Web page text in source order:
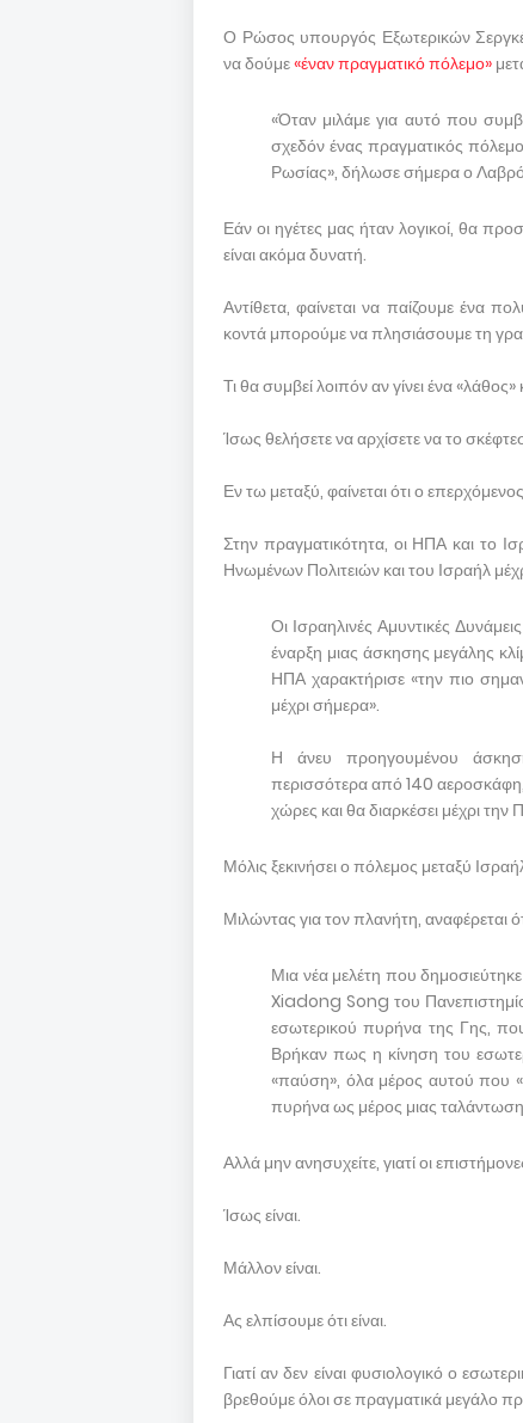
Ο Ρώσος υπουργός Εξωτερικών
να δούμε«έναν πραγματικό πόλεμο»
«Όταν μιλάμε για αυτό που
σχεδόν ένας πραγματικός
Ρωσίας», δήλωσε σήμερα ο
Εάν οι ηγέτες μας ήταν λογικοί, θα
είναι ακόμα δυνατή.
Αντίθετα, φαίνεται να παίζουμε
κοντά μπορούμε να πλησιάσουμε τη
Τι θα συμβεί λοιπόν αν γίνει ένα
Ίσως θελήσετε να αρχίσετε να το
Εν τω μεταξύ, φαίνεται ότι ο
Στην πραγματικότητα, οι ΗΠΑ και το
Ηνωμένων Πολιτειών και του Ισραήλ
Οι Ισραηλινές Αμυντικές
έναρξη μιας άσκησης μεγάλης
ΗΠΑ χαρακτήρισε «την πιο
μέχρι σήμερα».
Η άνευ προηγουμένου
περισσότερα από 140
χώρες και θα διαρκέσει μέχρι
Μόλις ξεκινήσει ο πόλεμος μεταξύ
Μιλώντας για τον πλανήτη, αναφέρεται
Μια νέα μελέτη που
Xiadong Song του
εσωτερικού πυρήνα της Γης,
Βρήκαν πως η κίνηση του
«παύση», όλα μέρος αυτού που
πυρήνα ως μέρος μιας
Αλλά μην ανησυχείτε, γιατί οι
Ίσως είναι.
Μάλλον είναι.
Ας ελπίσουμε ότι είναι.
Γιατί αν δεν είναι φυσιολογικό ο
βρεθούμε όλοι σε πραγματικά μεγάλο